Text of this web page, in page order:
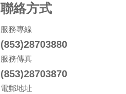
聯絡方式
服務專線
(853)28703880
服務傳真
(853)28703870
電郵地址